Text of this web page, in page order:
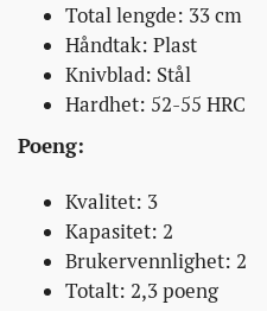
Total lengde: 33 cm
Håndtak: Plast
Knivblad: Stål
Hardhet: 52-55 HRC
Poeng:
Kvalitet: 3
Kapasitet: 2
Brukervennlighet: 2
Totalt: 2,3 poeng